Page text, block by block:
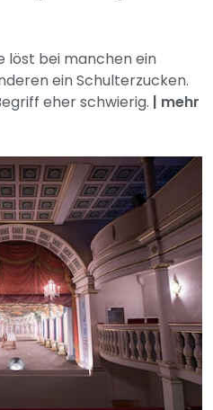
löst bei manchen ein
ein Schulterzucken.
eher schwierig. | mehr